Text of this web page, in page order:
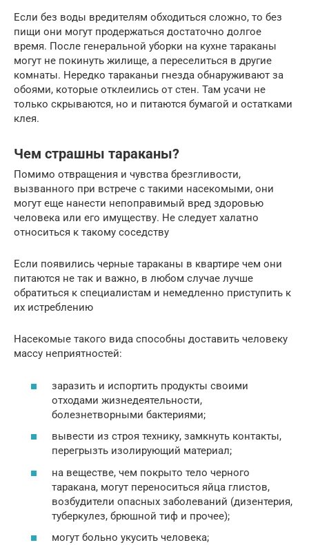
Если без воды вредителям обходиться сложно, то без
пищи они могут продержаться достаточно долгое
время. После генеральной уборки на кухне тараканы
могут не покинуть жилище, а переселиться в другие
комнаты. Нередко тараканьи гнезда обнаруживают за
обоями, которые отклеились от стен. Там усачи не
только скрываются, но и питаются бумагой и остатками
клея.
Чем страшны тараканы?
Помимо отвращения и чувства брезгливости,
вызванного при встрече с такими насекомыми, они
могут еще нанести непоправимый вред здоровью
человека или его имуществу. Не следует халатно
относиться к такому соседству
Если появились черные тараканы в квартире чем они
питаются не так и важно, в любом случае лучше
обратиться к специалистам и немедленно приступить к
их истреблению
Насекомые такого вида способны доставить человеку
массу неприятностей:
заразить и испортить продукты своими
отходами жизнедеятельности,
болезнетворными бактериями;
вывести из строя технику, замкнуть контакты,
перегрызть изолирующий материал;
на веществе, чем покрыто тело черного
таракана, могут переноситься яйца глистов,
возбудители опасных заболеваний (дизентерия,
туберкулез, брюшной тиф и прочее);
могут больно укусить человека;